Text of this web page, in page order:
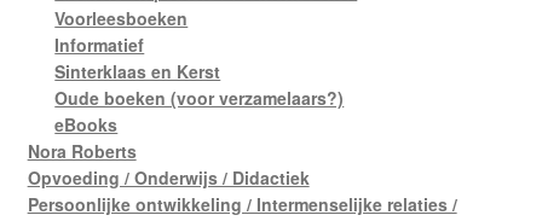
Voorleesboeken
Informatief
Sinterklaas en Kerst
Oude boeken (voor verzamelaars?)
eBooks
Nora Roberts
Opvoeding / Onderwijs / Didactiek
Persoonlijke ontwikkeling / Intermenselijke relaties /